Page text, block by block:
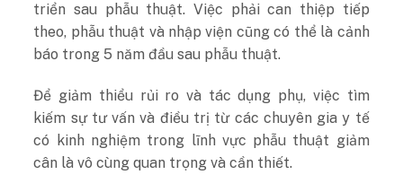
triển sau phẫu thuật. Việc phải can thiệp tiếp
theo, phẫu thuật và nhập viện cũng có thể là cảnh
báo trong 5 năm đầu sau phẫu thuật.
Để giảm thiểu rủi ro và tác dụng phụ, việc tìm
kiếm sự tư vấn và điều trị từ các chuyên gia y tế
có kinh nghiệm trong lĩnh vực phẫu thuật giảm
cân là vô cùng quan trọng và cần thiết.